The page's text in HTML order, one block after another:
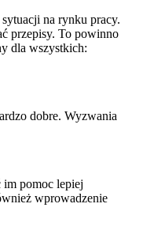
na rynku pracy.
przepisy. To powinno
dla wszystkich:
dobre. Wyzwania
im pomoc lepiej
wprowadzenie